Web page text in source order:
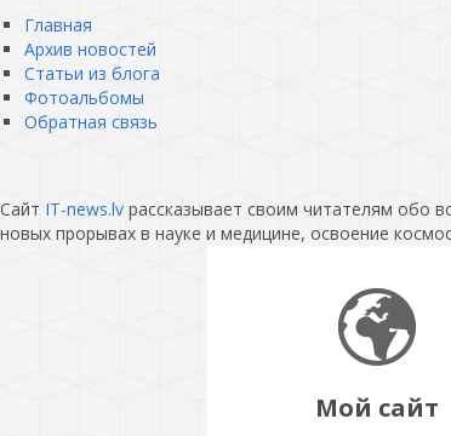
Главная
Архив новостей
Статьи из блога
Фотоальбомы
Обратная связь
Сайт IT-news.lv рассказывает своим читателям обо
новых прорывах в науке и медицине, освоение
Мой сайт